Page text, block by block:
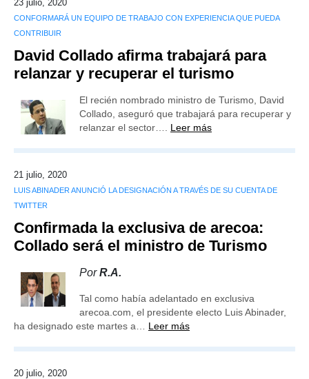
23 julio, 2020
CONFORMARÁ UN EQUIPO DE TRABAJO CON EXPERIENCIA QUE PUEDA
CONTRIBUIR
David Collado afirma trabajará para
relanzar y recuperar el turismo
El recién nombrado ministro de Turismo, David
Collado, aseguró que trabajará para recuperar y
relanzar el sector…. Leer más
21 julio, 2020
LUIS ABINADER ANUNCIÓ LA DESIGNACIÓN A TRAVÉS DE SU CUENTA DE
TWITTER
Confirmada la exclusiva de arecoa:
Collado será el ministro de Turismo
PorR.A.
Tal como había adelantado en exclusiva
arecoa.com, el presidente electo Luis Abinader,
ha designado este martes a… Leer más
20 julio, 2020